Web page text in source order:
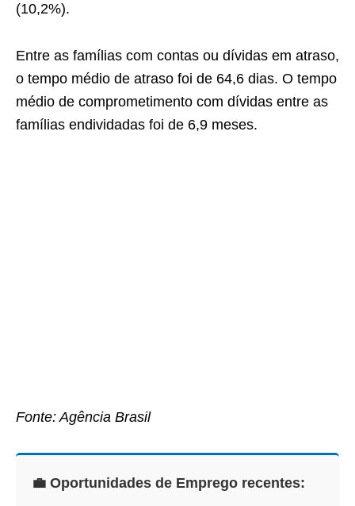
(10,2%).
Entre as famílias com contas ou dívidas em atraso,
o tempo médio de atraso foi de 64,6 dias. O tempo
médio de comprometimento com dívidas entre as
famílias endividadas foi de 6,9 meses.
Fonte: Agência Brasil
💼 Oportunidades de Emprego recentes: